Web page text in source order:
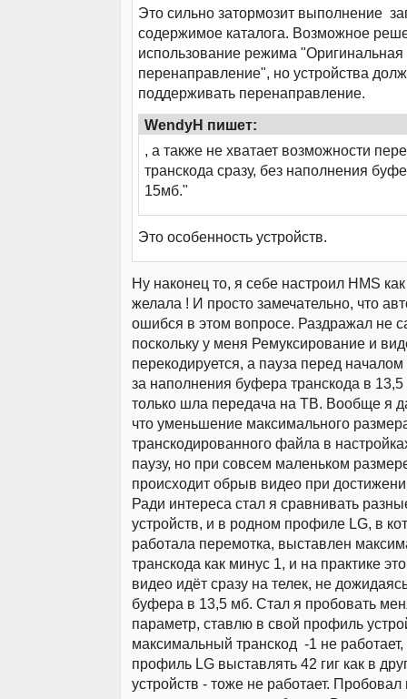
Это сильно затормозит выполнение
содержимое каталога. Возможное
использование режима "Оригинальная
перенаправление", но устройства
поддерживать перенаправление.
WendyH пишет:
, а также не хватает возможности
транскода сразу, без наполнения
15мб."
Это особенность устройств.
Ну наконец то, я себе настроил HMS
желала ! И просто замечательно, что
ошибся в этом вопросе. Раздражал не
поскольку у меня Ремуксирование и
перекодируется, а пауза перед
за наполнения буфера транскода в 13,5
только шла передача на ТВ. Вообще я
что уменьшение максимального
транскодированного файла в
паузу, но при совсем маленьком
происходит обрыв видео при
Ради интереса стал я сравнивать
устройств, и в родном профиле LG, в
работала перемотка, выставлен
транскода как минус 1, и на практике
видео идёт сразу на телек, не
буфера в 13,5 мб. Стал я пробовать
параметр, ставлю в свой профиль
максимальный транскод -1 не
профиль LG выставлять 42 гиг как в
устройств - тоже не работает.